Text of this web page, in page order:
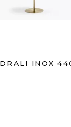
INOX